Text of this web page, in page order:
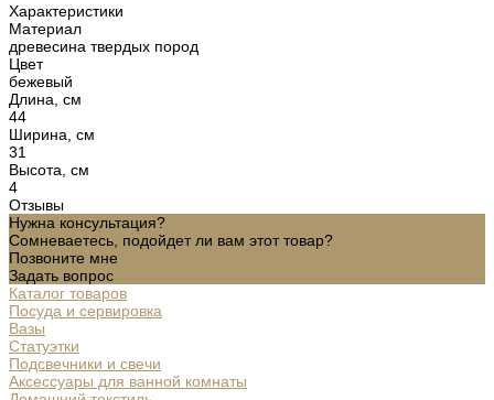
Характеристики
Материал
древесина твердых пород
Цвет
бежевый
Длина, см
44
Ширина, см
31
Высота, см
4
Отзывы
Нужна консультация?
Сомневаетесь, подойдет ли вам этот товар?
Позвоните мне
Задать вопрос
Каталог товаров
Посуда и сервировка
Вазы
Статуэтки
Подсвечники и свечи
Аксессуары для ванной комнаты